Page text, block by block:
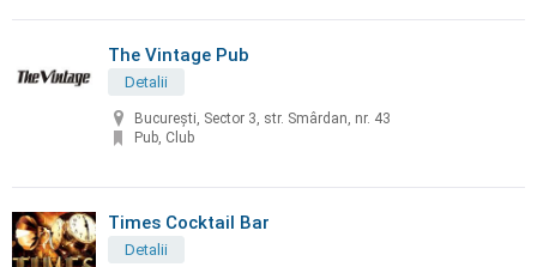
The Vintage Pub
Detalii
București, Sector 3, str. Smârdan, nr. 43
Pub, Club
Times Cocktail Bar
Detalii